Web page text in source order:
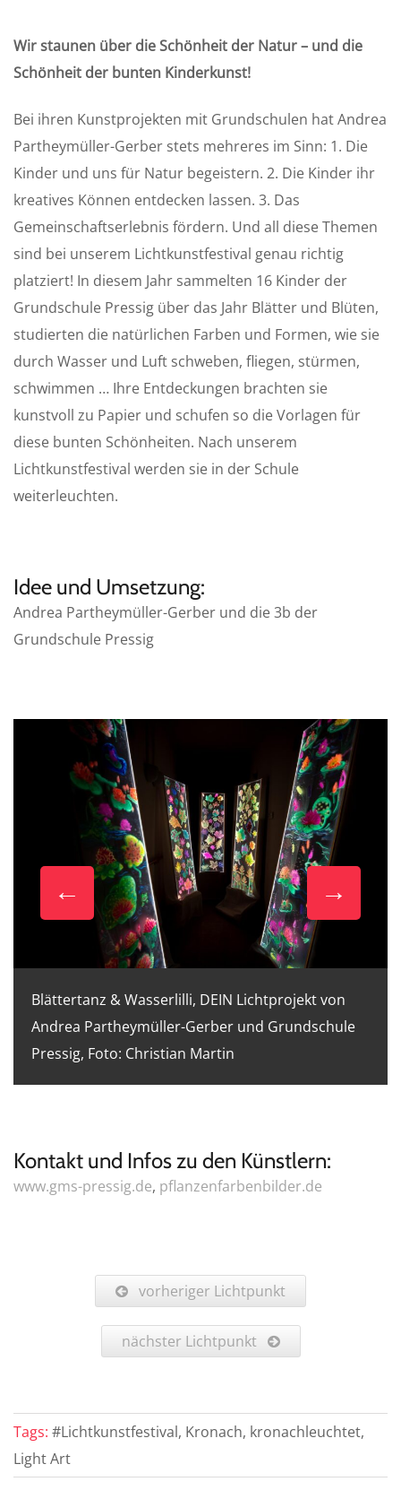
y
e
g
s
Wir staunen über die Schönheit der Natur – und die
Schönheit der bunten Kinderkunst!
Bei ihren Kunstprojekten mit Grundschulen hat Andrea
Partheymüller-Gerber stets mehreres im Sinn: 1. Die
Kinder und uns für Natur begeistern. 2. Die Kinder ihr
kreatives Können entdecken lassen. 3. Das
Gemeinschaftserlebnis fördern. Und all diese Themen
sind bei unserem Lichtkunstfestival genau richtig
platziert! In diesem Jahr sammelten 16 Kinder der
Grundschule Pressig über das Jahr Blätter und Blüten,
studierten die natürlichen Farben und Formen, wie sie
durch Wasser und Luft schweben, fliegen, stürmen,
schwimmen … Ihre Entdeckungen brachten sie
kunstvoll zu Papier und schufen so die Vorlagen für
diese bunten Schönheiten. Nach unserem
Lichtkunstfestival werden sie in der Schule
weiterleuchten.
Idee und Umsetzung:
Andrea Partheymüller-Gerber und die 3b der
Grundschule Pressig
Blättertanz & Wasserlilli, DEIN Lichtprojekt von
Andrea Partheymüller-Gerber und Grundschule
Pressig, Foto: Christian Martin
Kontakt und Infos zu den Künstlern:
www.gms-pressig.de, pflanzenfarbenbilder.de
vorheriger Lichtpunkt
nächster Lichtpunkt
Tags: #Lichtkunstfestival, Kronach, kronachleuchtet,
Light Art